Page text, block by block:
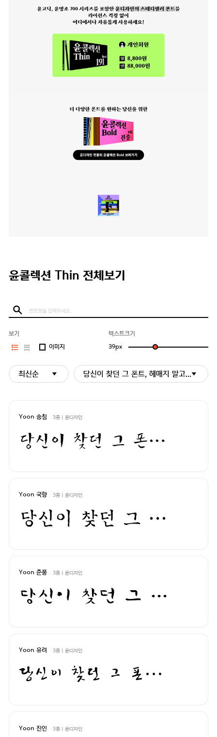
윤콜렉션 Thin 전체보기
보기
이미지
텍스트크기
39px
최신순 당신이 찾던 그 폰트, 헤매지 말고 바로 폰
Yoon 송침 3종 | 윤디자인
당신이 찾던 그 폰트, 헤매지 말고 바로 폰코!
Yoon 국향 3종 | 윤디자인
당신이 찾던 그 폰트, 헤매지 말고 바로 폰코!
Yoon 춘풍 3종 | 윤디자인
당신이 찾던 그 폰트, 헤매지 말고 바로 폰코!
Yoon 유려 3종 | 윤디자인
당신이 찾던 그 폰트, 헤매지 말고 바로 폰코!
Yoon 진인 3종 | 윤디자인